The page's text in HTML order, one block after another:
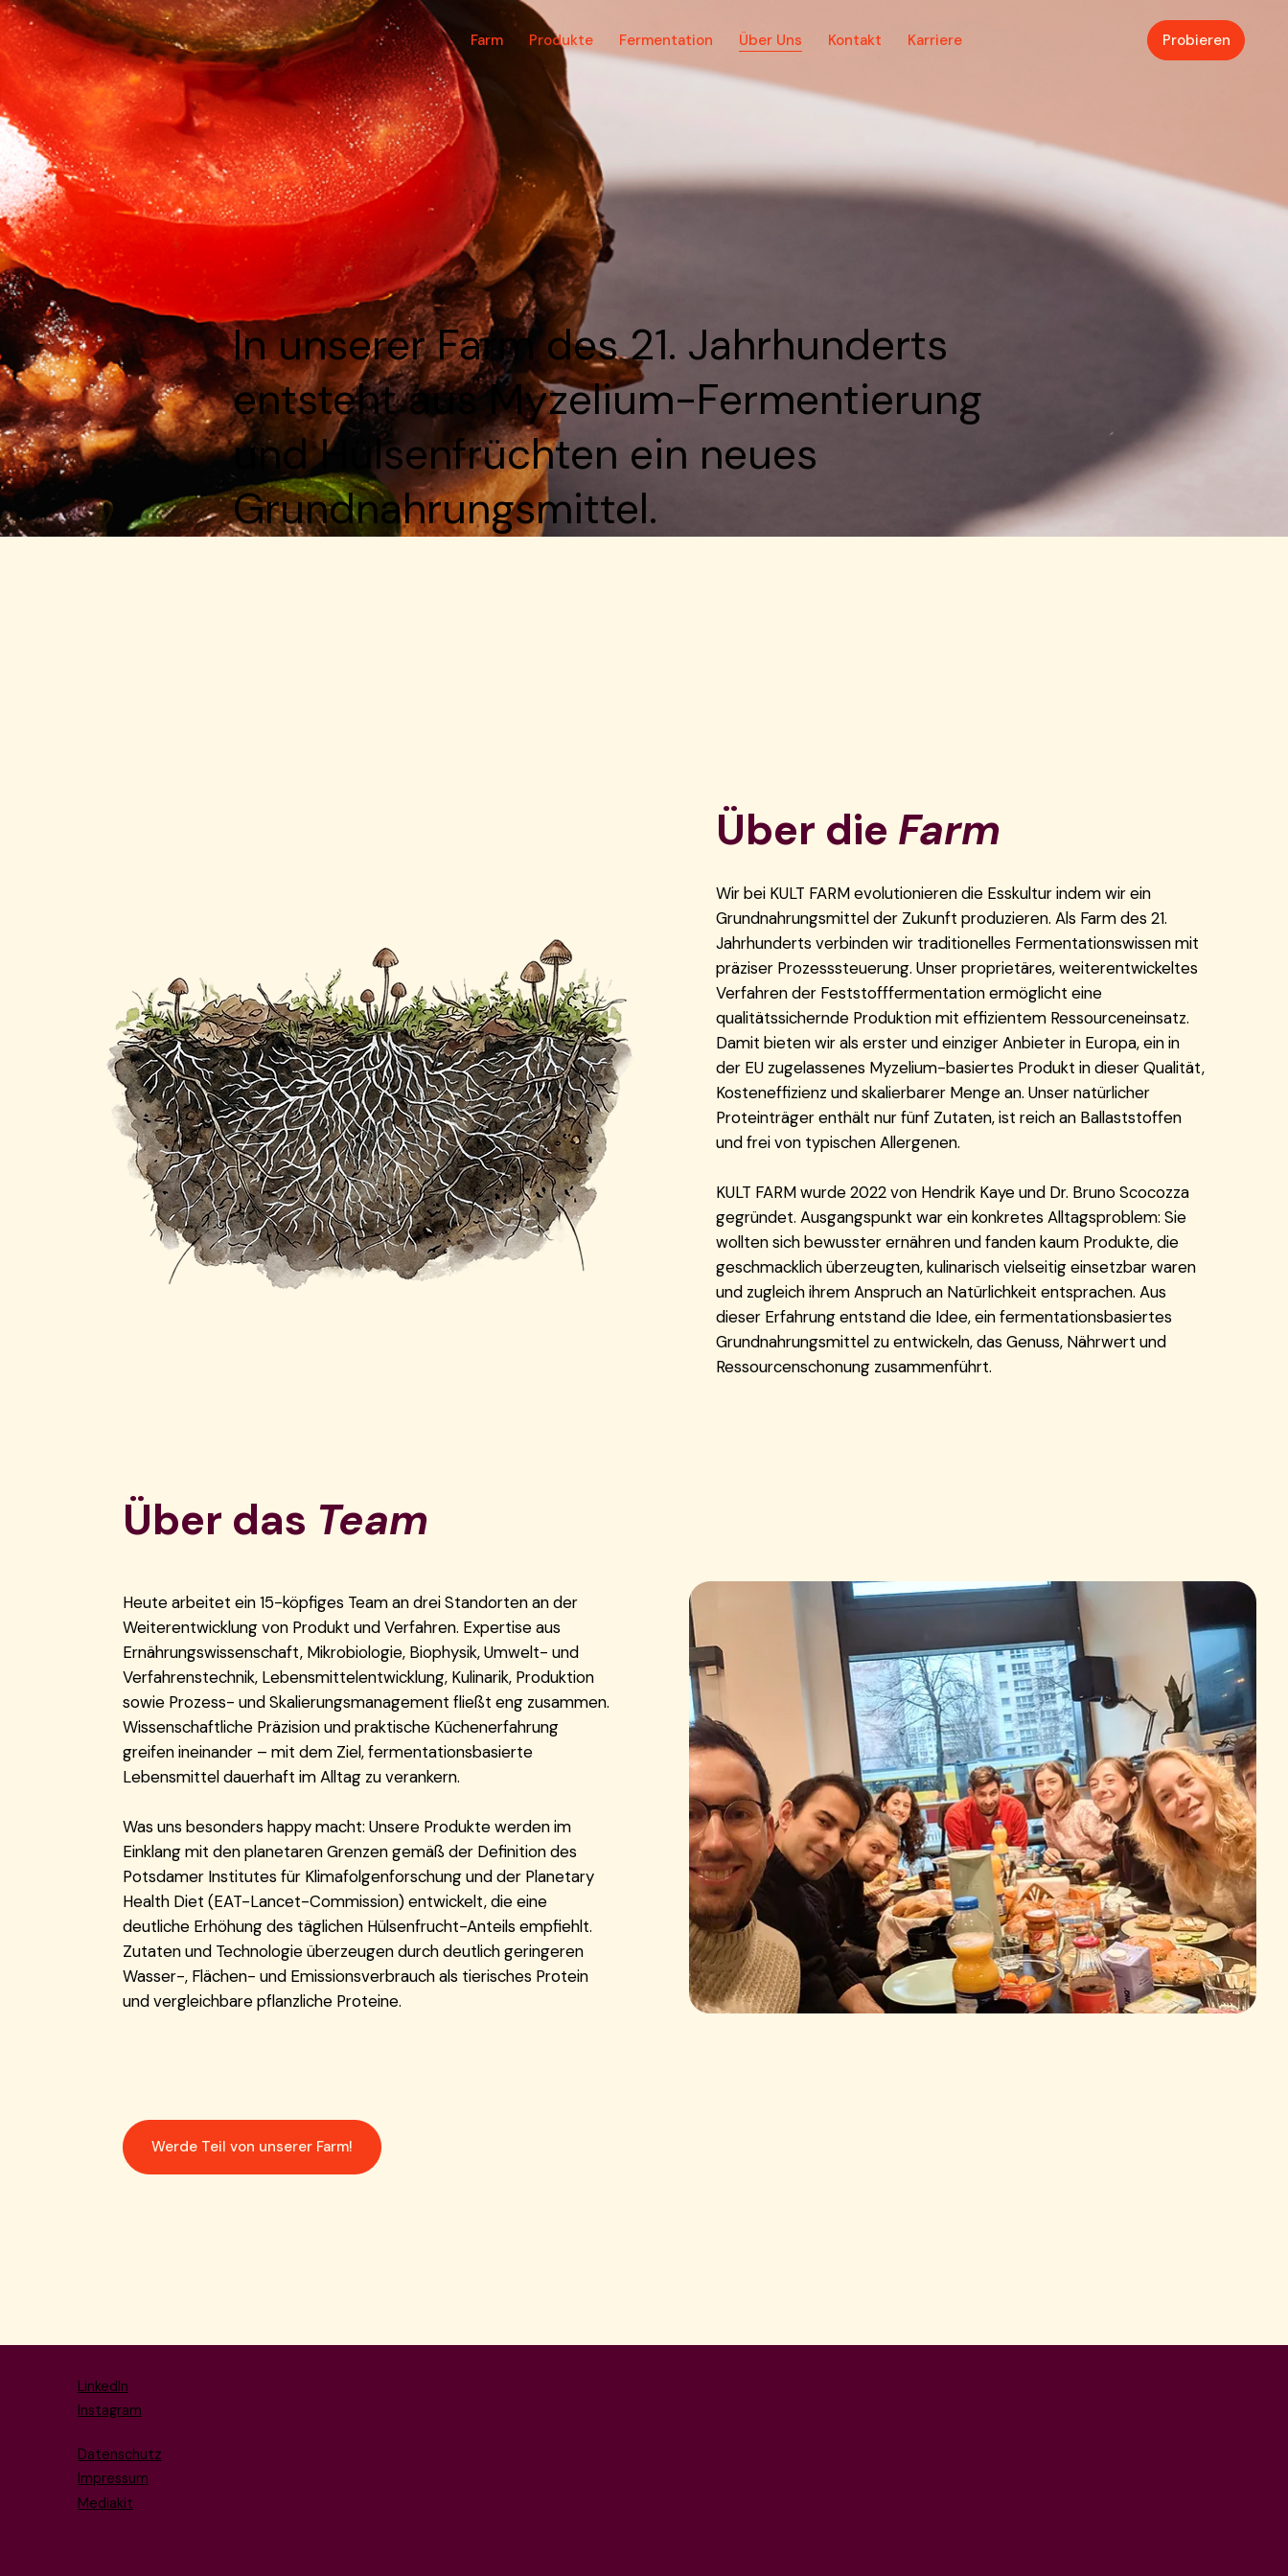
Farm Produkte Fermentation Über Uns Kontakt Karriere Probieren
In unserer Farm des 21. Jahrhunderts
entsteht aus Myzelium-Fermentierung
und Hülsenfrüchten ein neues
Grundnahrungsmittel.
Über die Farm
Wir bei KULT FARM evolutionieren die Esskultur indem wir ein
Grundnahrungsmittel der Zukunft produzieren. Als Farm des 21.
Jahrhunderts verbinden wir traditionelles Fermentationswissen mit
präziser Prozesssteuerung. Unser proprietäres, weiterentwickeltes
Verfahren der Feststofffermentation ermöglicht eine
qualitätssichernde Produktion mit effizientem Ressourceneinsatz.
Damit bieten wir als erster und einziger Anbieter in Europa, ein in
der EU zugelassenes Myzelium-basiertes Produkt in dieser Qualität,
Kosteneffizienz und skalierbarer Menge an. Unser natürlicher
Proteinträger enthält nur fünf Zutaten, ist reich an Ballaststoffen
und frei von typischen Allergenen.
KULT FARM wurde 2022 von Hendrik Kaye und Dr. Bruno Scocozza
gegründet. Ausgangspunkt war ein konkretes Alltagsproblem: Sie
wollten sich bewusster ernähren und fanden kaum Produkte, die
geschmacklich überzeugten, kulinarisch vielseitig einsetzbar waren
und zugleich ihrem Anspruch an Natürlichkeit entsprachen. Aus
dieser Erfahrung entstand die Idee, ein fermentationsbasiertes
Grundnahrungsmittel zu entwickeln, das Genuss, Nährwert und
Ressourcenschonung zusammenführt.
Über das Team
Heute arbeitet ein 15-köpfiges Team an drei Standorten an der
Weiterentwicklung von Produkt und Verfahren. Expertise aus
Ernährungswissenschaft, Mikrobiologie, Biophysik, Umwelt- und
Verfahrenstechnik, Lebensmittelentwicklung, Kulinarik, Produktion
sowie Prozess- und Skalierungsmanagement fließt eng zusammen.
Wissenschaftliche Präzision und praktische Küchenerfahrung
greifen ineinander – mit dem Ziel, fermentationsbasierte
Lebensmittel dauerhaft im Alltag zu verankern.
Was uns besonders happy macht: Unsere Produkte werden im
Einklang mit den planetaren Grenzen gemäß der Definition des
Potsdamer Institutes für Klimafolgenforschung und der Planetary
Health Diet (EAT-Lancet-Commission) entwickelt, die eine
deutliche Erhöhung des täglichen Hülsenfrucht-Anteils empfiehlt.
Zutaten und Technologie überzeugen durch deutlich geringeren
Wasser-, Flächen- und Emissionsverbrauch als tierisches Protein
und vergleichbare pflanzliche Proteine.
Werde Teil von unserer Farm!
LinkedIn
Instagram
Datenschutz
Impressum
Mediakit